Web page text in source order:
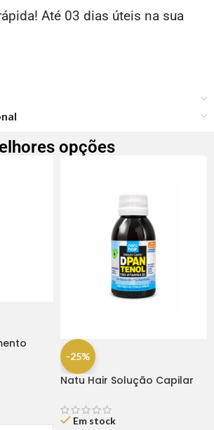
Até 03 dias úteis na sua
opções
-25%
Natu Hair Solução Capilar
Em stock